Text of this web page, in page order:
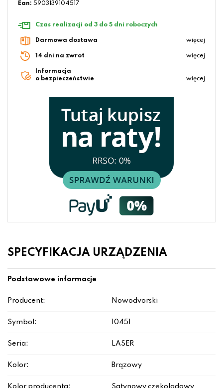
Ean: 5903139104517
Czas realizacji od 3 do 5 dni roboczych
Darmowa dostawa więcej
14 dni na zwrot więcej
Informacja
o bezpieczeństwie
więcej
SPECYFIKACJA URZĄDZENIA
Podstawowe informacje
Producent: Nowodvorski
Symbol: 10451
Seria: LASER
Kolor: Brązowy